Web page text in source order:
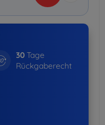
30 Tage
Rückgaberecht